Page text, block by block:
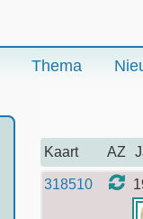
Thema
Kaart AZ
318510